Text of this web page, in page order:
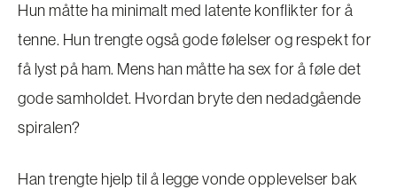
Hun måtte ha minimalt med latente konflikter for å
tenne. Hun trengte også gode følelser og respekt for
få lyst på ham. Mens han måtte ha sex for å føle det
gode samholdet. Hvordan bryte den nedadgående
spiralen?
Han trengte hjelp til å legge vonde opplevelser bak